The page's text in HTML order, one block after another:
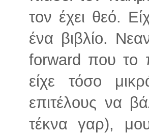
τον έχει θεό.
ένα βιβλίο.
forward που το
είχε τόσο
επιτέλους να
τέκνα γαρ),